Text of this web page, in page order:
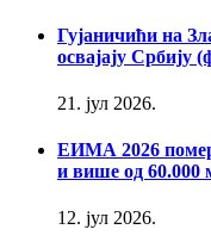
Гујаничићи на
освајају Србију
21. јул 2026.
ЕИМА 2026
и више од
12. јул 2026.